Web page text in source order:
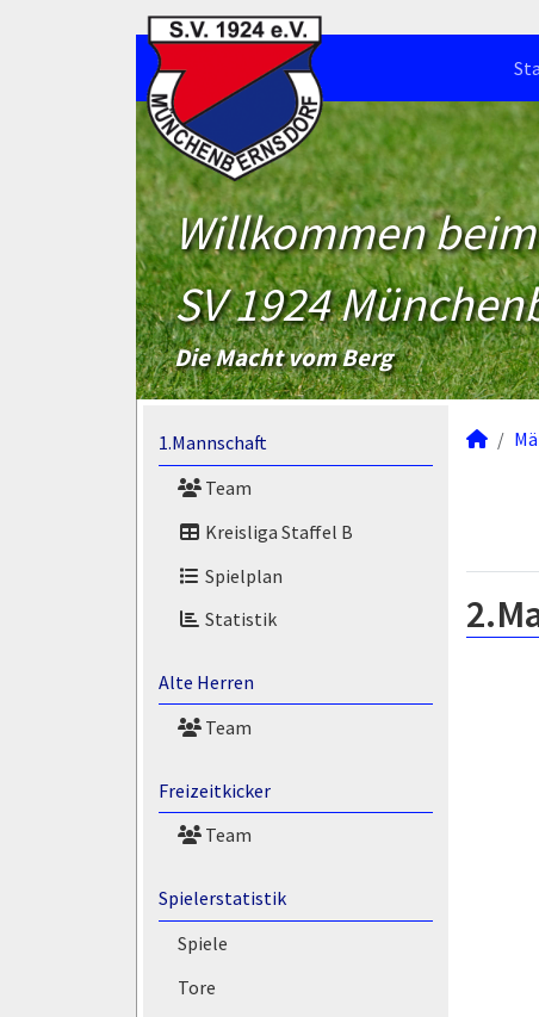
Willkommen beim
SV 1924
Die Macht vom Berg
1.Mannschaft
Team
Kreisliga Staffel B
Spielplan
Statistik
Alte Herren
Team
Freizeitkicker
Team
Spielerstatistik
Spiele
Tore